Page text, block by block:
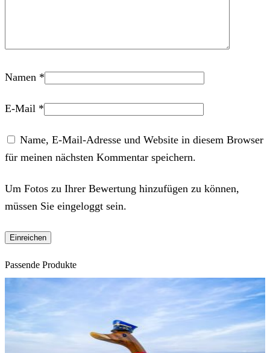
Namen *
E-Mail *
Name, E-Mail-Adresse und Website in diesem Browser
für meinen nächsten Kommentar speichern.
Um Fotos zu Ihrer Bewertung hinzufügen zu können,
müssen Sie eingeloggt sein.
Passende Produkte